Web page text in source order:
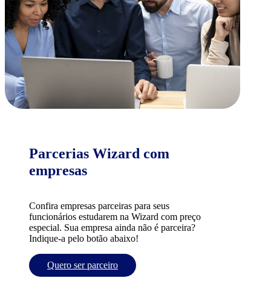
Parcerias Wizard com
empresas
Confira empresas parceiras para seus
funcionários estudarem na Wizard com preço
especial. Sua empresa ainda não é parceira?
Indique-a pelo botão abaixo!
Quero ser parceiro